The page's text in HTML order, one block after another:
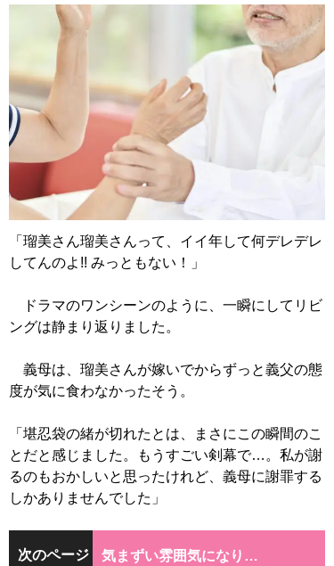
「瑠美さん瑠美さんって、イイ年して何デレデレ
してんのよ!! みっともない！」
ドラマのワンシーンのように、一瞬にしてリビ
ングは静まり返りました。
義母は、瑠美さんが嫁いでからずっと義父の態
度が気に食わなかったそう。
「堪忍袋の緒が切れたとは、まさにこの瞬間のこ
とだと感じました。もうすごい剣幕で…。私が謝
るのもおかしいと思ったけれど、義母に謝罪する
しかありませんでした」
次のページ 気まずい雰囲気になり…